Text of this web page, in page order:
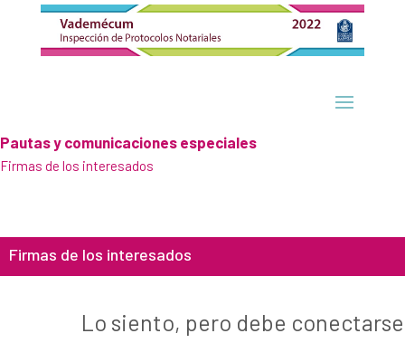
Pautas y comunicaciones especiales
Firmas de los interesados
Firmas de los interesados
Lo siento, pero debe conectarse